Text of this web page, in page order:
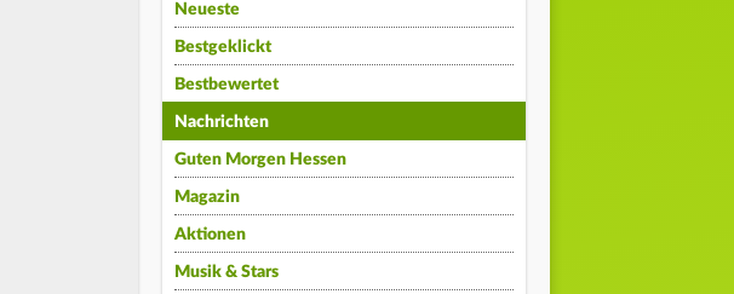
Neueste
Bestgeklickt
Bestbewertet
Nachrichten
Guten Morgen Hessen
Magazin
Aktionen
Musik & Stars